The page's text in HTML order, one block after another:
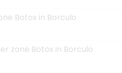
Botox in Borculo
zone Botox in Borculo